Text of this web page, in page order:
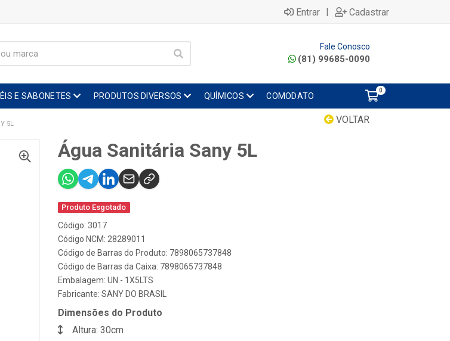
Entrar | Cadastrar
Fale Conosco
(81) 99685-0090
E SABONETES PRODUTOS DIVERSOS QUÍMICOS COMODATO
0
VOLTAR
5L
Água Sanitária Sany 5L
Produto Esgotado
Código: 3017
Código NCM: 28289011
Código de Barras do Produto: 7898065737848
Código de Barras da Caixa: 7898065737848
Embalagem: UN - 1X5LTS
Fabricante: SANY DO BRASIL
Dimensões do Produto
Altura: 30cm